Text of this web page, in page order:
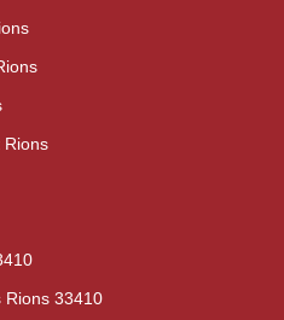
Rions
Rions 33410